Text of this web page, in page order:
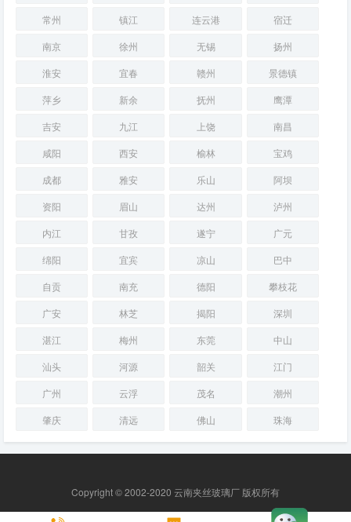
常州
镇江 连云港
宿迁
南京
徐州 无锡
扬州
淮安
宜春 赣州
景德镇
萍乡
新余 抚州
鹰潭
吉安
九江 上饶
南昌
咸阳
西安 榆林
宝鸡
成都
雅安 乐山
阿坝
资阳
眉山 达州
泸州
内江
甘孜 遂宁
广元
绵阳
宜宾 凉山
巴中
自贡
南充 德阳
攀枝花
广安
林芝 揭阳
深圳
湛江
梅州 东莞
中山
汕头
河源 韶关
江门
广州
云浮 茂名
潮州
肇庆
清远 佛山 珠海
Copyright © 2002-2020 云南夹丝玻璃厂 版权所有
网站RSS|网站地图